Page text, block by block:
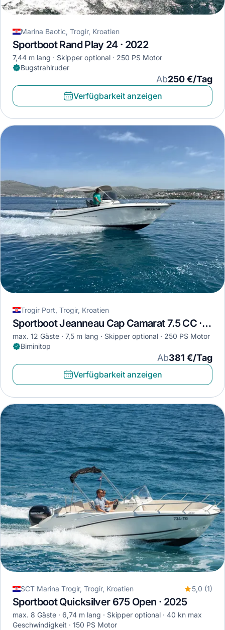
Marina Baotic, Trogir, Kroatien
Sportboot Rand Play 24 · 2022
7,44 m lang Skipper optional
250 PS Motor
Bugstrahlruder
Ab250 €/Tag
Verfügbarkeit anzeigen
Trogir Port, Trogir, Kroatien
Sportboot Jeanneau Cap Camarat 7.5 CC · 2023
max. 12 Gäste 7,5 m lang Skipper optional
250 PS Motor
Biminitop
Ab381 €/Tag
Verfügbarkeit anzeigen
SCT Marina Trogir, Trogir, Kroatien 5,0 (1)
Sportboot Quicksilver 675 Open · 2025
max. 8 Gäste 6,74 m lang Skipper optional
40 kn max
Geschwindigkeit
150 PS Motor